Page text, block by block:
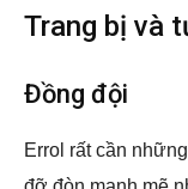
Trang bị và
Đồng đội
Errol rất cần